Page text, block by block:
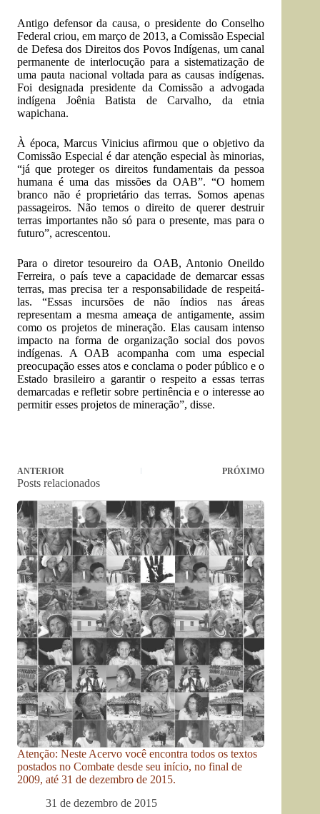
Antigo defensor da causa, o presidente do Conselho
Federal criou, em março de 2013, a Comissão Especial
de Defesa dos Direitos dos Povos Indígenas, um canal
permanente de interlocução para a sistematização de
uma pauta nacional voltada para as causas indígenas.
Foi designada presidente da Comissão a advogada
indígena Joênia Batista de Carvalho, da etnia
wapichana.
À época, Marcus Vinicius afirmou que o objetivo da
Comissão Especial é dar atenção especial às minorias,
“já que proteger os direitos fundamentais da pessoa
humana é uma das missões da OAB”. “O homem
branco não é proprietário das terras. Somos apenas
passageiros. Não temos o direito de querer destruir
terras importantes não só para o presente, mas para o
futuro”, acrescentou.
Para o diretor tesoureiro da OAB, Antonio Oneildo
Ferreira, o país teve a capacidade de demarcar essas
terras, mas precisa ter a responsabilidade de respeitá-
las. “Essas incursões de não índios nas áreas
representam a mesma ameaça de antigamente, assim
como os projetos de mineração. Elas causam intenso
impacto na forma de organização social dos povos
indígenas. A OAB acompanha com uma especial
preocupação esses atos e conclama o poder público e o
Estado brasileiro a garantir o respeito a essas terras
demarcadas e refletir sobre pertinência e o interesse ao
permitir esses projetos de mineração”, disse.
ANTERIOR PRÓXIMO
Posts relacionados
Atenção: Neste Acervo você encontra todos os textos
postados no Combate desde seu início, no final de
2009, até 31 de dezembro de 2015.
31 de dezembro de 2015